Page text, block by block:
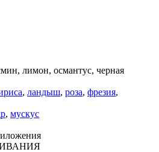
лимон, османтус, черная
, ландыш, роза, фрезия,
, мускус